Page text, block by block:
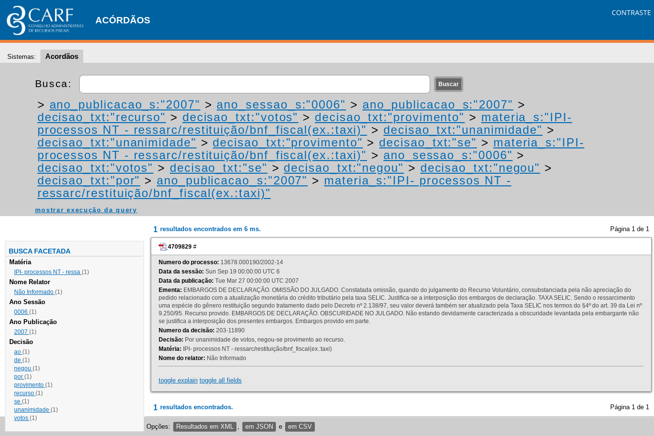
ACÓRDÃOS
CONTRASTE
Sistemas: Acordãos
Busca:
> ano_publicacao_s:"2007" > ano_sessao_s:"0006" > ano_publicacao_s:"2007" >
decisao_txt:"recurso" > decisao_txt:"votos" > decisao_txt:"provimento" > materia_s:"IPI-
processos NT - ressarc/restituição/bnf_fiscal(ex.:taxi)" > decisao_txt:"unanimidade" >
decisao_txt:"unanimidade" > decisao_txt:"provimento" > decisao_txt:"se" > materia_s:"IPI-
processos NT - ressarc/restituição/bnf_fiscal(ex.:taxi)" > ano_sessao_s:"0006" >
decisao_txt:"votos" > decisao_txt:"se" > decisao_txt:"negou" > decisao_txt:"negou" >
decisao_txt:"por" > ano_publicacao_s:"2007" > materia_s:"IPI- processos NT -
ressarc/restituição/bnf_fiscal(ex.:taxi)"
mostrar execução da query
BUSCA FACETADA
Matéria
IPI- processos NT - ressa (1)
Nome Relator
Não Informado (1)
Ano Sessão
0006 (1)
Ano Publicação
2007 (1)
Decisão
ao (1)
de (1)
negou (1)
por (1)
provimento (1)
recurso (1)
se (1)
unanimidade (1)
votos (1)
1 resultados encontrados em 6 ms. Página 1 de 1
4709829 #
Numero do processo: 13678.000190/2002-14
Data da sessão: Sun Sep 19 00:00:00 UTC 6
Data da publicação: Tue Mar 27 00:00:00 UTC 2007
Ementa: EMBARGOS DE DECLARAÇÃO. OMISSÃO DO JULGADO. Constatada omissão, quando do julgamento do Recurso Voluntário, consubstanciada pela não apreciação do
pedido relacionado com a atualização monetária do crédito tributário pela taxa SELIC. Justifica-se a interposição dos embargos de declaração. TAXA SELIC. Sendo o ressarcimento
uma espécie do gênero restituição segundo tratamento dado pelo Decreto nº 2.138/97, seu valor deverá também ser atualizado pela Taxa SELIC nos termos do §4º do art. 39 da Lei nº
9.250/95. Recurso provido. EMBARGOS DE DECLARAÇÃO. OBSCURIDADE NO JULGADO. Não estando devidamente caracterizada a obscuridade levantada pela embargante não
se justifica a interposição dos presentes embargos. Embargos provido em parte.
Numero da decisão: 203-11890
Decisão: Por unanimidade de votos, negou-se provimento ao recurso.
Matéria: IPI- processos NT - ressarc/restituição/bnf_fiscal(ex.:taxi)
Nome do relator: Não Informado
toggle explain toggle all fields
1 resultados encontrados. Página 1 de 1
Opções: Resultados em XML em JSON e em CSV